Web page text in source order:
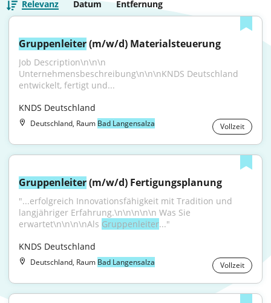
Relevanz Datum Entfernung
Gruppenleiter (m/w/d) Materialsteuerung
Job Description\n\n\n
Unternehmensbeschreibung\n\n\nKNDS Deutschland
entwickelt, fertigt und...
KNDS Deutschland
Deutschland, Raum Bad Langensalza Vollzeit
Gruppenleiter (m/w/d) Fertigungsplanung
"...erfolgreich Innovationsfähigkeit mit Tradition und
langjähriger Erfahrung.\n\n\n\n\n Was Sie
erwartet\n\n\n\nAls Gruppenleiter..."
KNDS Deutschland
Deutschland, Raum Bad Langensalza Vollzeit